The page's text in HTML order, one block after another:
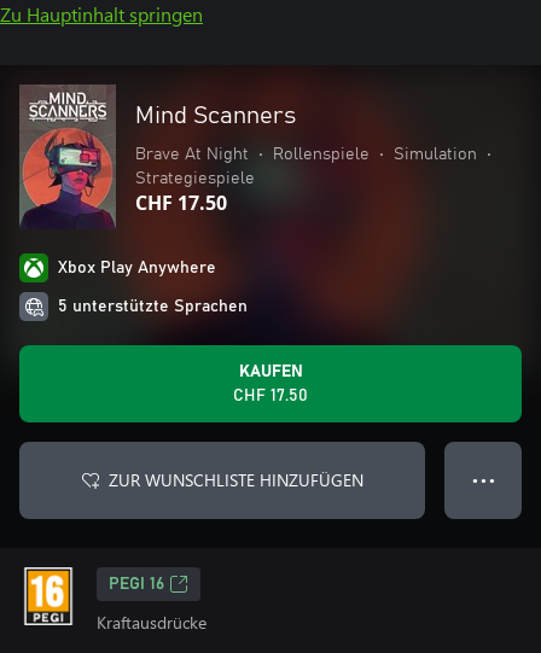
Zu Hauptinhalt springen
Mind Scanners
Brave At Night • Rollenspiele • Simulation
•
Strategiespiele
CHF 17.50
Xbox Play Anywhere
5 unterstützte Sprachen
KAUFEN
CHF 17.50
ZUR WUNSCHLISTE HINZUFÜGEN ● ● ●
PEGI 16
Kraftausdrücke